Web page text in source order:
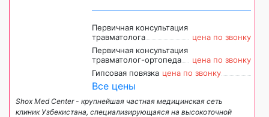
Первичная консультация
травматолога
цена по звонку
Первичная консультация
травматолог-ортопеда
цена по звонку
Гипсовая повязка цена по звонку
Все цены
Shox Med Center - крупнейшая частная медицинская сеть
клиник Узбекистана, специализирующаяся на высокоточной